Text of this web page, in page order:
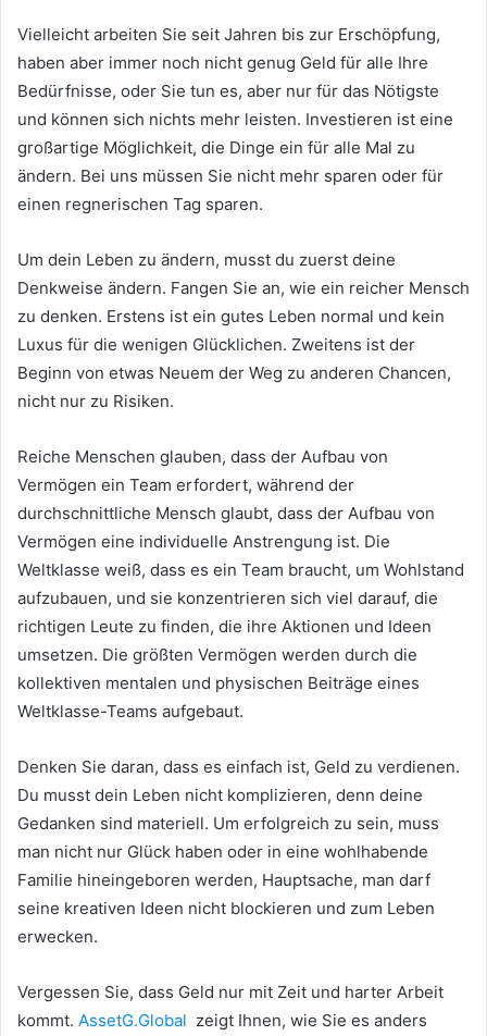
Vielleicht arbeiten Sie seit Jahren bis zur Erschöpfung,
haben aber immer noch nicht genug Geld für alle Ihre
Bedürfnisse, oder Sie tun es, aber nur für das Nötigste
und können sich nichts mehr leisten. Investieren ist eine
großartige Möglichkeit, die Dinge ein für alle Mal zu
ändern. Bei uns müssen Sie nicht mehr sparen oder für
einen regnerischen Tag sparen.
Um dein Leben zu ändern, musst du zuerst deine
Denkweise ändern. Fangen Sie an, wie ein reicher Mensch
zu denken. Erstens ist ein gutes Leben normal und kein
Luxus für die wenigen Glücklichen. Zweitens ist der
Beginn von etwas Neuem der Weg zu anderen Chancen,
nicht nur zu Risiken.
Reiche Menschen glauben, dass der Aufbau von
Vermögen ein Team erfordert, während der
durchschnittliche Mensch glaubt, dass der Aufbau von
Vermögen eine individuelle Anstrengung ist. Die
Weltklasse weiß, dass es ein Team braucht, um Wohlstand
aufzubauen, und sie konzentrieren sich viel darauf, die
richtigen Leute zu finden, die ihre Aktionen und Ideen
umsetzen. Die größten Vermögen werden durch die
kollektiven mentalen und physischen Beiträge eines
Weltklasse-Teams aufgebaut.
Denken Sie daran, dass es einfach ist, Geld zu verdienen.
Du musst dein Leben nicht komplizieren, denn deine
Gedanken sind materiell. Um erfolgreich zu sein, muss
man nicht nur Glück haben oder in eine wohlhabende
Familie hineingeboren werden, Hauptsache, man darf
seine kreativen Ideen nicht blockieren und zum Leben
erwecken.
Vergessen Sie, dass Geld nur mit Zeit und harter Arbeit
kommt. AssetG.Global zeigt Ihnen, wie Sie es anders